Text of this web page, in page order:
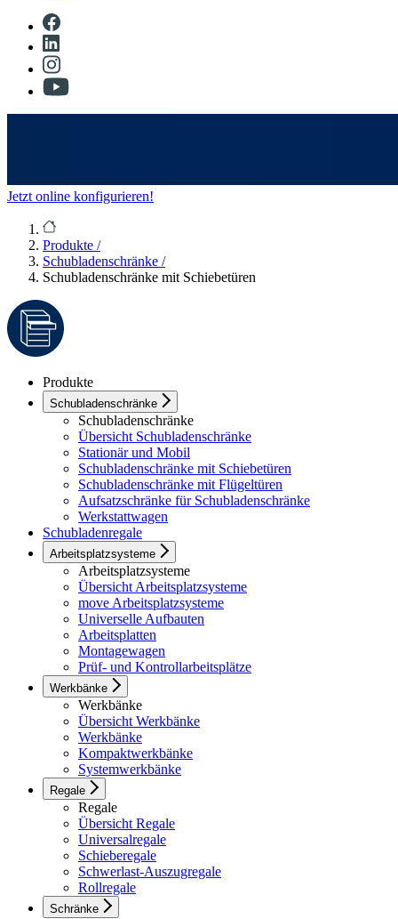
Jetzt online konfigurieren!
Produkte /
Schubladenschränke /
Schubladenschränke mit Schiebetüren
Produkte
Schubladenschränke
Schubladenschränke
Übersicht Schubladenschränke
Stationär und Mobil
Schubladenschränke mit Schiebetüren
Schubladenschränke mit Flügeltüren
Aufsatzschränke für Schubladenschränke
Werkstattwagen
Schubladenregale
Arbeitsplatzsysteme
Arbeitsplatzsysteme
Übersicht Arbeitsplatzsysteme
move Arbeitsplatzsysteme
Universelle Aufbauten
Arbeitsplatten
Montagewagen
Prüf- und Kontrollarbeitsplätze
Werkbänke
Werkbänke
Übersicht Werkbänke
Werkbänke
Kompaktwerkbänke
Systemwerkbänke
Regale
Regale
Übersicht Regale
Universalregale
Schieberegale
Schwerlast-Auszugregale
Rollregale
Schränke